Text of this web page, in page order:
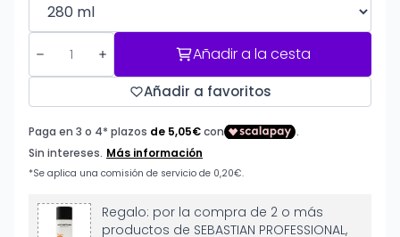
Añadir a la cesta
Añadir a favoritos
Regalo: por la compra de 2 o más
productos de SEBASTIAN PROFESSIONAL,